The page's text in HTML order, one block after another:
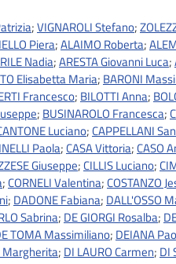
;VIGNAROLI Stefano;
Piera;ALAIMO Roberta;
Nadia;ARESTA Giovanni Luca;
Elisabetta Maria; BARONI
Francesco; BILOTTI Anna;
; BUSINAROLO Francesca;
Luciano; CAPPELLANI
Paola; CASA Vittoria; CASO
Giuseppe; CILLIS Luciano;
; CORNELI Valentina; COSTANZO
; DADONE Fabiana; DALL'OSSO
Sabrina; DE GIORGI Rosalba;
TOMA Massimiliano; DEIANA
Margherita; DI LAURO Carmen; DI